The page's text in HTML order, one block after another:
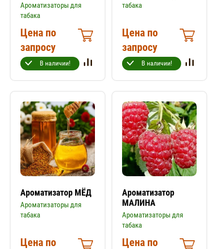
Ароматизаторы для
табака
Цена по
запросу
В наличии!
табака
Цена по
запросу
В наличии!
Ароматизатор МЁД
Ароматизаторы для
табака
Цена по
Ароматизатор
МАЛИНА
Ароматизаторы для
табака
Цена по